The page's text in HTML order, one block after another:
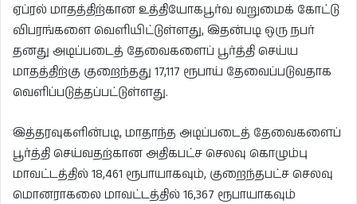
ஏப்ரல் மாதத்திற்கான உத்தியோகபூர்வ வறுமைக் கோட்டு
விபரங்களை வெளியிட்டுள்ளது, இதன்படி ஒரு நபர்
தனது அடிப்படைத் தேவைகளைப் பூர்த்தி செய்ய
மாதத்திற்கு குறைந்தது 17,117 ரூபாய் தேவைப்படுவதாக
வெளிப்படுத்தப்பட்டுள்ளது.
இத்தரவுகளின்படி, மாதாந்த அடிப்படைத் தேவைகளைப்
பூர்த்தி செய்வதற்கான அதிகபட்ச செலவு கொழும்பு
மாவட்டத்தில் 18,461 ரூபாயாகவும், குறைந்தபட்ச செலவு
மொனராகலை மாவட்டத்தில் 16,367 ரூபாயாகவும்